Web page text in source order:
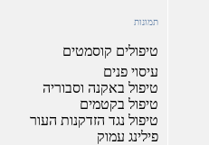
תמונות
טיפולים קוסמטים
עיסוי פנים
טיפול באקנה וסבוריה
טיפול בקטמים
טיפול נגד הזדקנות העור
פילינג עמוק